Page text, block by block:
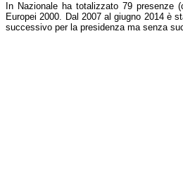
In Nazionale ha totalizzato 79
Europei 2000. Dal 2007 al giugno 2014 è
successivo per la presidenza ma senza